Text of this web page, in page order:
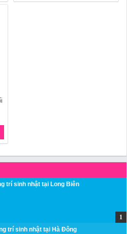
trí sinh nhật tại Long Biên
trí sinh nhật tại Hà Đông